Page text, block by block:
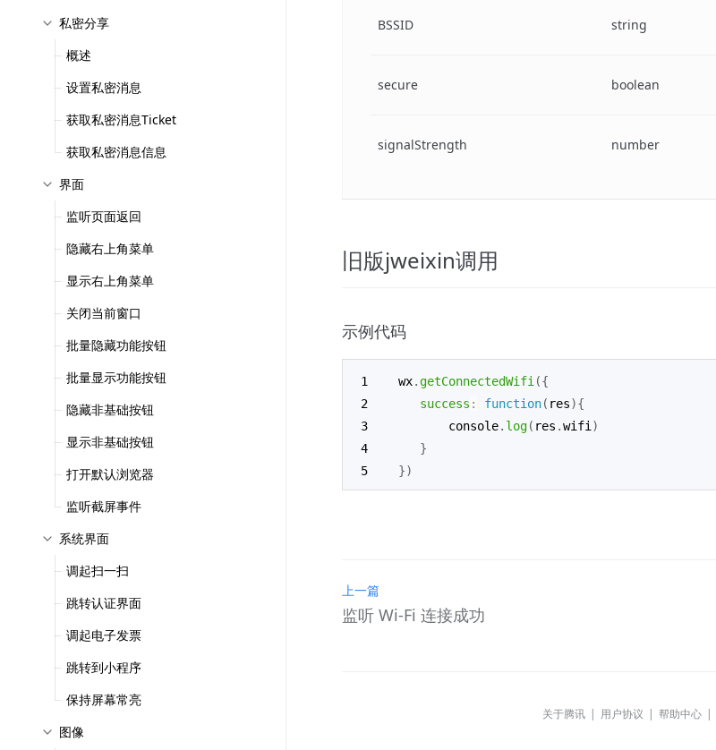
私密分享
概述
设置私密消息
获取私密消息Ticket
获取私密消息信息
界面
监听页面返回
隐藏右上角菜单
显示右上角菜单
关闭当前窗口
批量隐藏功能按钮
批量显示功能按钮
隐藏非基础按钮
显示非基础按钮
打开默认浏览器
监听截屏事件
系统界面
调起扫一扫
跳转认证界面
调起电子发票
跳转到小程序
保持屏幕常亮
图像
BSSID string
secure boolean
signalStrength number
旧版jweixin调用
示例代码
wx.getConnectedWifi ({
success : function( res){
       console
. log( res .wifi )
}
})
上一篇
监听 Wi-Fi 连接成功
关于腾讯 用户协议 帮助中心